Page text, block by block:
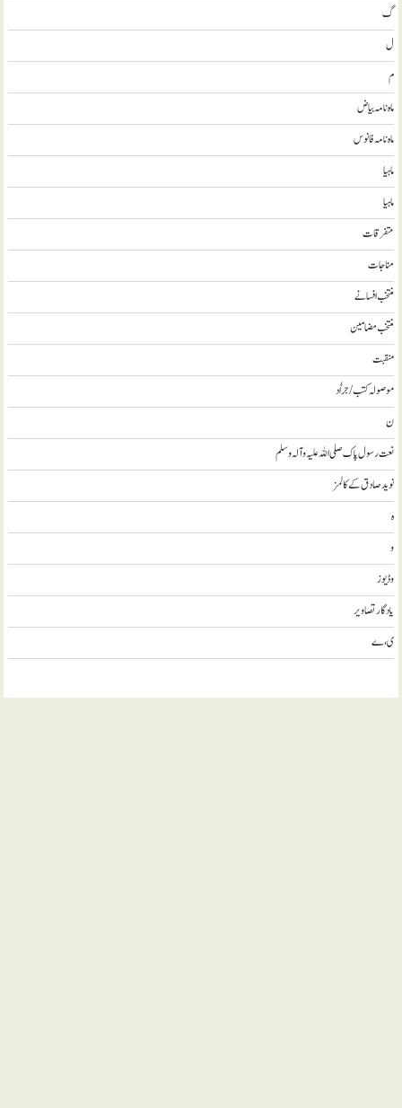
گ
ل
م
ماہ نامہ بیاض
ماہ نامہ فانوس
ماہیا
ماہیا
متفرقات
مناجات
منتخب افسانے
منتخب مضامين
منقبت
موصولہ کتب / جراٗد
ن
نعت رسول پاک صلی اللہ علیہ و آلہ وسلم
نويد صادق کے کالمز
ہ
و
وڈيوز
يادگار تصاوير
ی، ے